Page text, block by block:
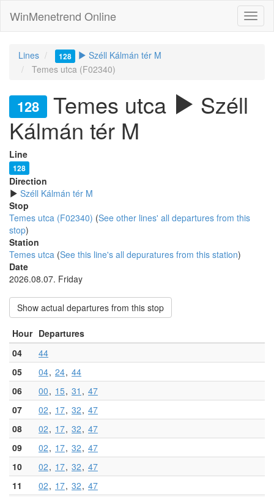
WinMenetrend Online
Lines 128
Széll Kálmán tér M
Temes utca (F02340)
128 Temes utca
Széll
Kálmán tér M
Line
128
Direction
Széll Kálmán tér M
Stop
Temes utca (F02340) (See other lines' all departures from this
stop)
Station
Temes utca (See this line's all depuratures from this station)
Date
2026.08.07. Friday
Show actual departures from this stop
Hour Departures
04
44
05
04 24 44
06
00 15 31
47
07
02 17 32 47
08
02 17 32 47
09
02 17 32 47
10
02 17 32 47
11
02 17 32 47